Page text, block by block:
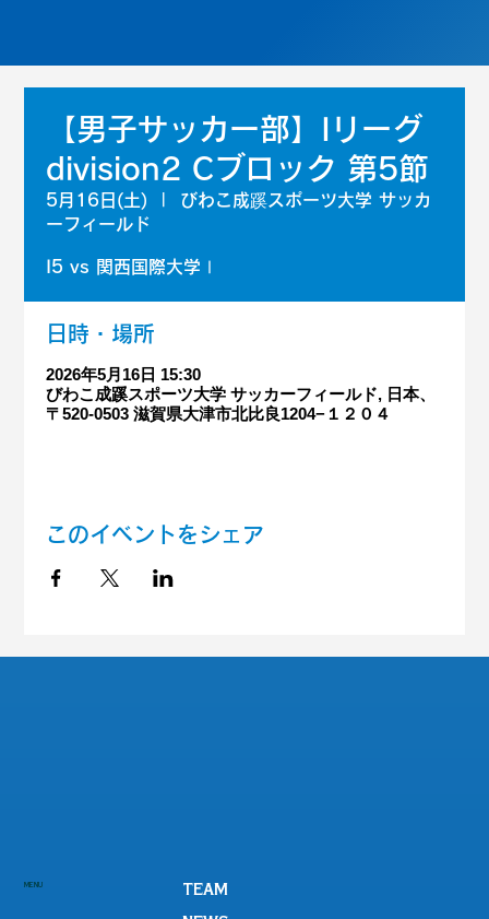
【男子サッカー部】Iリーグ
division2 Cブロック 第5節
5月16日(土)
びわこ成蹊スポーツ大学 サッカ
ーフィールド
I5 vs 関西国際大学Ⅰ
日時・場所
2026年5月16日 15:30
びわこ成蹊スポーツ大学 サッカーフィールド, 日本、
〒520-0503 滋賀県大津市北比良1204−１２０４
このイベントをシェア
MENU
TEAM